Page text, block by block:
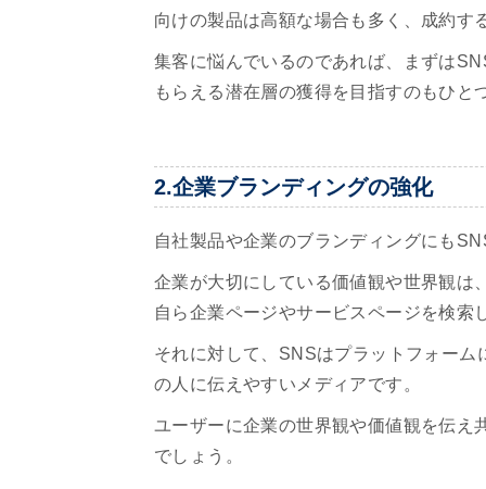
向けの製品は高額な場合も多く、成約す
集客に悩んでいるのであれば、まずは
もらえる潜在層の獲得を目指すのもひと
2.企業ブランディングの強化
自社製品や企業のブランディングにも
企業が大切にしている価値観や世界観は
自ら企業ページやサービスページを検索
それに対して、SNSはプラットフォーム
の人に伝えやすいメディアです。
ユーザーに企業の世界観や価値観を伝え
でしょう。